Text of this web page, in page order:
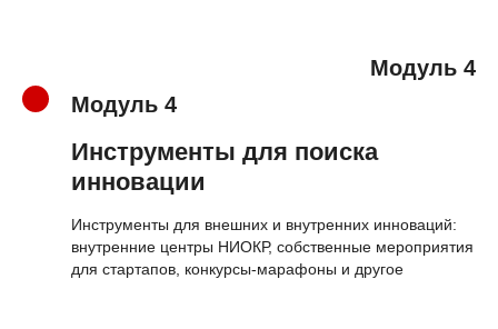
Модуль 4
Модуль 4
Инструменты для поиска
инновации
Инструменты для внешних и внутренних инноваций:
внутренние центры НИОКР, собственные мероприятия
для стартапов, конкурсы-марафоны и другое